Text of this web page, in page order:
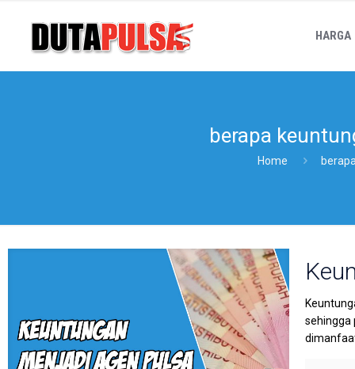
HARGA
berapa
Home
sehingga